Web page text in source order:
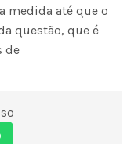
medida até que o
questão, que é
de